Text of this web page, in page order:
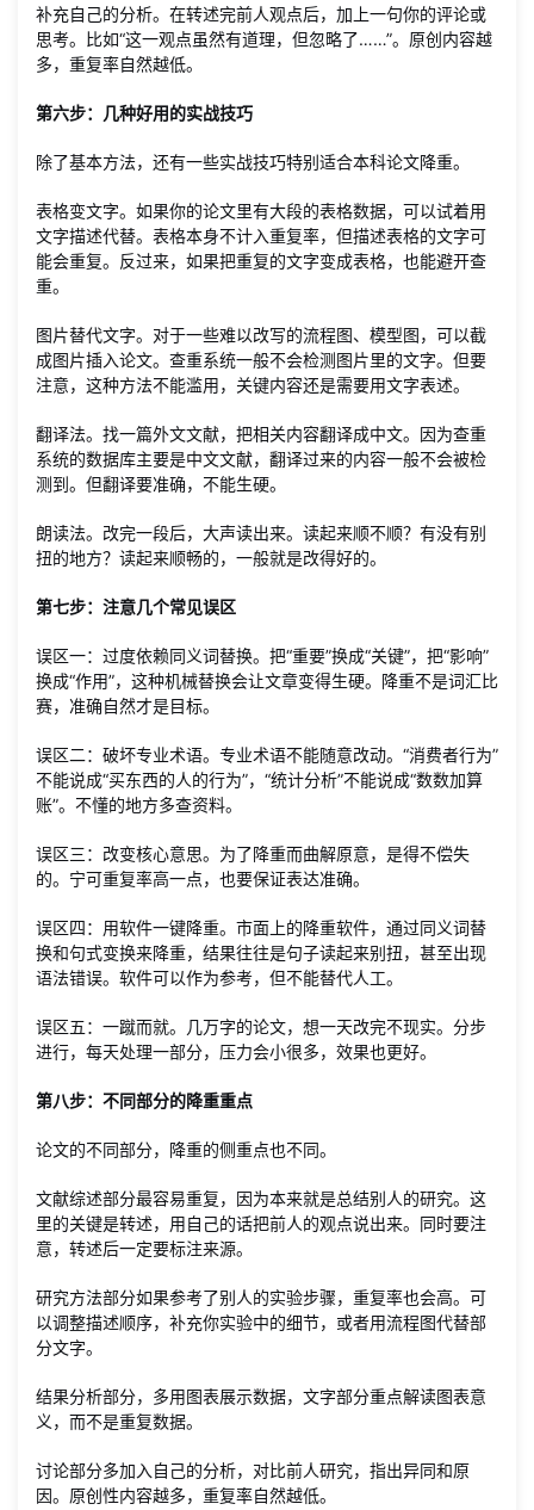
补充自己的分析。在转述完前人观点后，加上一句你的评论或
思考。比如“这一观点虽然有道理，但忽略了……”。原创内容越
多，重复率自然越低。
第六步：几种好用的实战技巧
除了基本方法，还有一些实战技巧特别适合本科论文降重。
表格变文字。如果你的论文里有大段的表格数据，可以试着用
文字描述代替。表格本身不计入重复率，但描述表格的文字可
能会重复。反过来，如果把重复的文字变成表格，也能避开查
重。
图片替代文字。对于一些难以改写的流程图、模型图，可以截
成图片插入论文。查重系统一般不会检测图片里的文字。但要
注意，这种方法不能滥用，关键内容还是需要用文字表述。
翻译法。找一篇外文文献，把相关内容翻译成中文。因为查重
系统的数据库主要是中文文献，翻译过来的内容一般不会被检
测到。但翻译要准确，不能生硬。
朗读法。改完一段后，大声读出来。读起来顺不顺？有没有别
扭的地方？读起来顺畅的，一般就是改得好的。
第七步：注意几个常见误区
误区一：过度依赖同义词替换。把“重要”换成“关键”，把“影响”
换成“作用”，这种机械替换会让文章变得生硬。降重不是词汇比
赛，准确自然才是目标。
误区二：破坏专业术语。专业术语不能随意改动。“消费者行为”
不能说成“买东西的人的行为”，“统计分析”不能说成“数数加算
账”。不懂的地方多查资料。
误区三：改变核心意思。为了降重而曲解原意，是得不偿失
的。宁可重复率高一点，也要保证表达准确。
误区四：用软件一键降重。市面上的降重软件，通过同义词替
换和句式变换来降重，结果往往是句子读起来别扭，甚至出现
语法错误。软件可以作为参考，但不能替代人工。
误区五：一蹴而就。几万字的论文，想一天改完不现实。分步
进行，每天处理一部分，压力会小很多，效果也更好。
第八步：不同部分的降重重点
论文的不同部分，降重的侧重点也不同。
文献综述部分最容易重复，因为本来就是总结别人的研究。这
里的关键是转述，用自己的话把前人的观点说出来。同时要注
意，转述后一定要标注来源。
研究方法部分如果参考了别人的实验步骤，重复率也会高。可
以调整描述顺序，补充你实验中的细节，或者用流程图代替部
分文字。
结果分析部分，多用图表展示数据，文字部分重点解读图表意
义，而不是重复数据。
讨论部分多加入自己的分析，对比前人研究，指出异同和原
因。原创性内容越多，重复率自然越低。